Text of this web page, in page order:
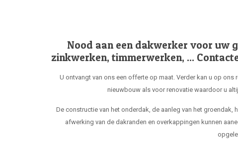
Nood aan een dakwerker voor uw
zinkwerken, timmerwerken, ...
U ontvangt van ons een offerte op maat. Verder kan u op
nieuwbouw als voor renovatie waardoor u
De constructie van het onderdak, de aanleg van het
afwerking van de dakranden en overkappingen kunnen